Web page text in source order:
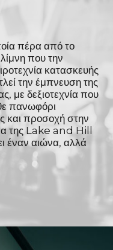
πέρα από το
που την
κατασκευής
την έμπνευση της
με δεξιοτεχνία που
πανωφόρι
και προσοχή στην
της Lake and Hill
έναν αιώνα, αλλά